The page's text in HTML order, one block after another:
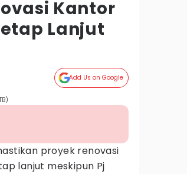
Kantor
Lanjut
Add Us on Google
proyek renovasi
lanjut meskipun Pj